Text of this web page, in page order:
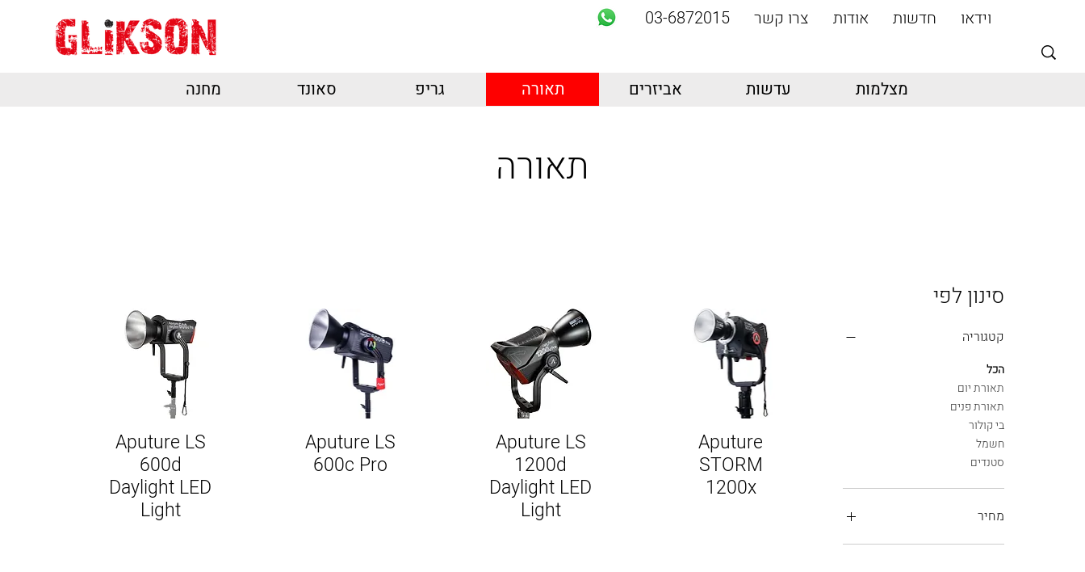
וידאו חדשות אודות צרו קשר 03-6872015
מצלמות עדשות אביזרים תאורה גריפ סאונד מחנה
תאורה
סינון לפי
קטגוריה
הכל
תאורת יום
תאורת פנים
בי קולור
חשמל
סטנדים
מחיר
Aputure
STORM
1200x
Aputure LS
1200d
Daylight LED
Light
Aputure LS
600c Pro
Aputure LS
600d
Daylight LED
Light